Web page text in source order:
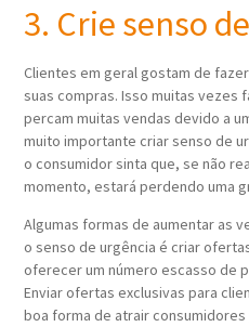
3. Crie senso
Clientes em geral gostam de
suas compras. Isso muitas vezes
percam muitas vendas devido a
muito importante criar senso de
o consumidor sinta que, se não
momento, estará perdendo uma
Algumas formas de aumentar as
o senso de urgência é criar
oferecer um número escasso de
Enviar ofertas exclusivas para
boa forma de atrair